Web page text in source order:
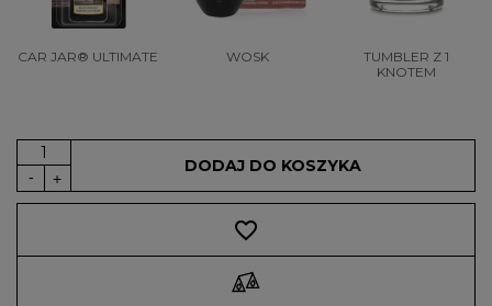
CAR JAR® ULTIMATE WOSK
TUMBLER Z 1
KNOTEM
DODAJ DO KOSZYKA
favorite_border